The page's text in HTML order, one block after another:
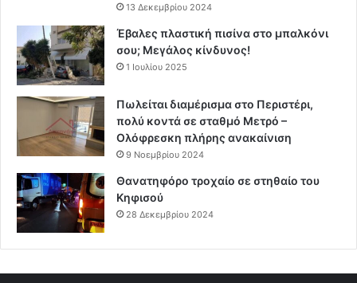
13 Δεκεμβρίου 2024
Έβαλες πλαστική πισίνα στο μπαλκόνι
σου; Μεγάλος κίνδυνος!
1 Ιουλίου 2025
Πωλείται διαμέρισμα στο Περιστέρι,
πολύ κοντά σε σταθμό Μετρό –
Ολόφρεσκη πλήρης ανακαίνιση
9 Νοεμβρίου 2024
Θανατηφόρο τροχαίο σε στηθαίο του
Κηφισού
28 Δεκεμβρίου 2024